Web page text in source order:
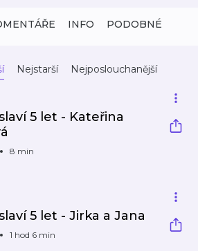
INFO PODOBNÉ
Nejstarší Nejposlouchanější
5 let - Kateřina
8 min
5 let - Jirka a Jana
1 hod 6 min